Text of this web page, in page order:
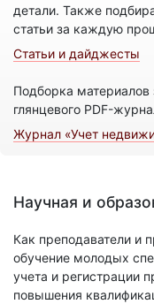
детали. Также
статьи за каждую
Статьи и дайджесты
Подборка
глянцевого PDF-
Журнал «Учет
Научная и
Как преподаватели
обучение молодых
учета и регистрации
повышения